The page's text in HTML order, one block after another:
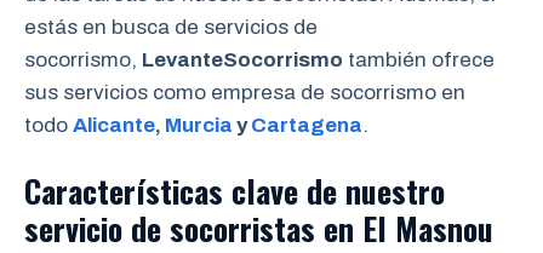
estás en busca de servicios de
socorrismo, LevanteSocorrismo también ofrece
sus servicios como empresa de socorrismo en
todo Alicante, Murcia yCartagena.
Características clave de nuestro
servicio de socorristas en El Masnou